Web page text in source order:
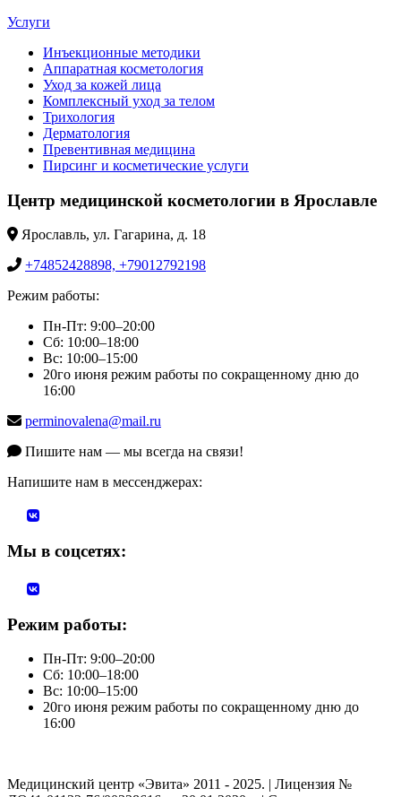
Услуги
Инъекционные методики
Аппаратная косметология
Уход за кожей лица
Комплексный уход за телом
Трихология
Дерматология
Превентивная медицина
Пирсинг и косметические услуги
Центр медицинской косметологии в Ярославле
Ярославль, ул. Гагарина, д. 18
+74852428898, +79012792198
Режим работы:
Пн-Пт: 9:00–20:00
Сб: 10:00–18:00
Вс: 10:00–15:00
20го июня режим работы по сокращенному дню до
16:00
perminovalena@mail.ru
Пишите нам — мы всегда на связи!
Напишите нам в мессенджерах:
Мы в соцсетях:
Режим работы:
Пн-Пт: 9:00–20:00
Сб: 10:00–18:00
Вс: 10:00–15:00
20го июня режим работы по сокращенному дню до
16:00
Медицинский центр «Эвита» 2011 - 2025. | Лицензия №